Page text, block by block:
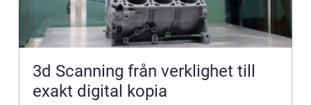
3d Scanning från verklighet till
exakt digital kopia